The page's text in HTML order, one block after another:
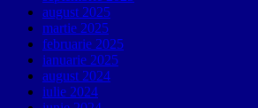
august 2025
martie 2025
februarie 2025
ianuarie 2025
august 2024
iulie 2024